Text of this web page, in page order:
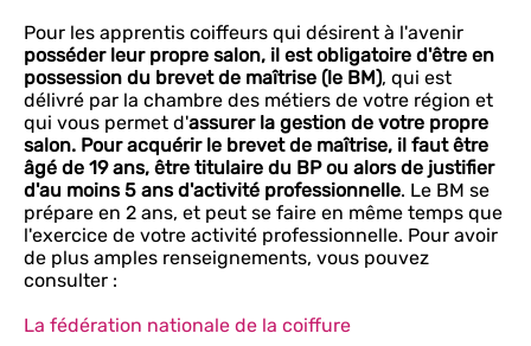
Pour les apprentis coiffeurs qui désirent à l'avenir
posséder leur propre salon, il est obligatoire d'être en
possession du brevet de maîtrise (le BM), qui est
délivré par la chambre des métiers de votre région et
qui vous permet d'assurer la gestion de votre propre
salon. Pour acquérir le brevet de maîtrise, il faut être
âgé de 19 ans, être titulaire du BP ou alors de justifier
d'au moins 5 ans d'activité professionnelle. Le BM se
prépare en 2 ans, et peut se faire en même temps que
l'exercice de votre activité professionnelle. Pour avoir
de plus amples renseignements, vous pouvez
consulter :
La fédération nationale de la coiffure